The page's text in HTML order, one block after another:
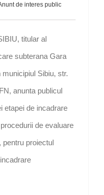
de interes public
titular al
subterana Gara
municipiul Sibiu, str.
anunta publicul
etapei de incadrare
de evaluare
pentru proiectul